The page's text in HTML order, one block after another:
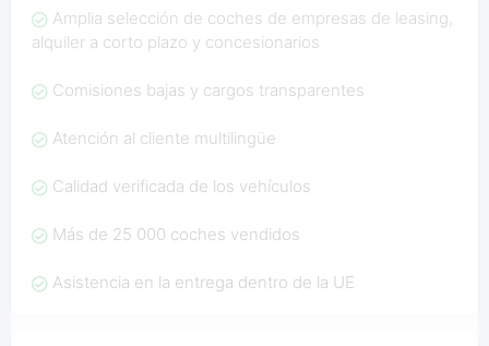
Amplia selección de coches de empresas de leasing,
alquiler a corto plazo y concesionarios
Comisiones bajas y cargos transparentes
Atención al cliente multilingüe
Calidad verificada de los vehículos
Más de 25 000 coches vendidos
Asistencia en la entrega dentro de la UE